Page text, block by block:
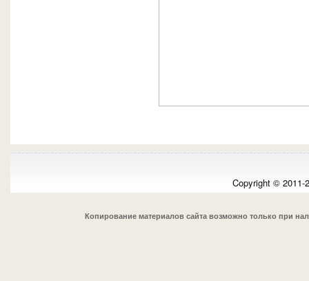
Copyright © 2011-
Копирование материалов сайта возможно только при